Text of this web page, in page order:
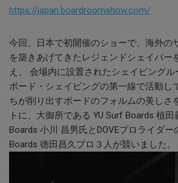
https://japan.boardroomshow.com/
今回、日本で初開催のショーで、海外の
を築きあげてきたレジェンドシェイパー
え、 会場内に設置されたシェイピング
ボード・シェイピングの第一線で活動し
ちが削り出すボードのフォルムの美しさ
トに、大御所である YU Surf Boards 植田
Boards 小川 昌男氏とDOVEプロライダー
Boards 徳田昌久プロ３人が競いました。